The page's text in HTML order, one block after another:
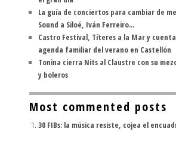
La guía de conciertos para cambiar de
Sound a Siloé, Iván Ferreiro...
Castro Festival, Títeres a la Mar y
agenda familiar del verano en Castellón
Tonina cierra Nits al Claustre con su
y boleros
Most commented posts
30 FIBs: la música resiste, cojea el